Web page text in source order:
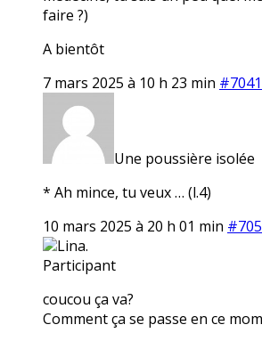
faire ?)
A bientôt
7 mars 2025 à 10 h 23 min
Une poussière isolée
* Ah mince, tu veux … (l.4)
10 mars 2025 à 20 h 01 min
Lina.
Participant
coucou ça va?
Comment ça se passe en ce